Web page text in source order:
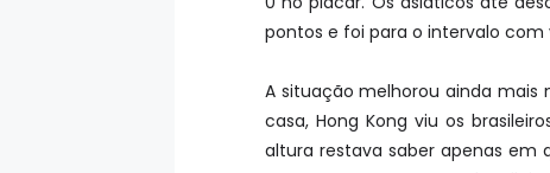
pontos e foi para o intervalo com
A situação melhorou ainda mais
casa, Hong Kong viu os
altura restava saber apenas em